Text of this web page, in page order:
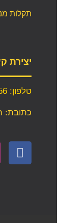
תקלות
יצירת
טלפון: 073-2726056
כתובת: הסתת